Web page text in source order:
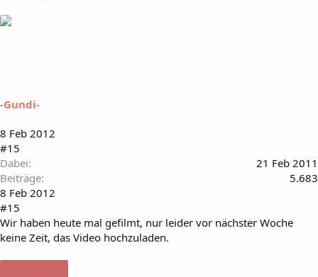
-Gundi-
8 Feb 2012
#15
Dabei
21 Feb 2011
Beiträge
5.683
8 Feb 2012
#15
Wir haben heute mal gefilmt, nur leider vor nächster Woche
keine Zeit, das Video hochzuladen.